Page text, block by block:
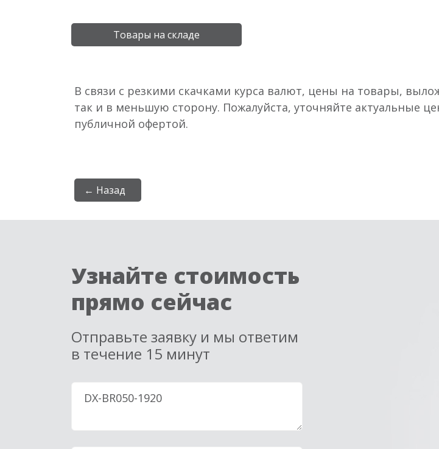
Товары на складе
В связи с резкими скачками курса валют, цены на товары,
так и в меньшую сторону. Пожалуйста, уточняйте актуальные
публичной офертой.
← Назад
Узнайте стоимость
прямо сейчас
Отправьте заявку и мы ответим
в течение 15 минут